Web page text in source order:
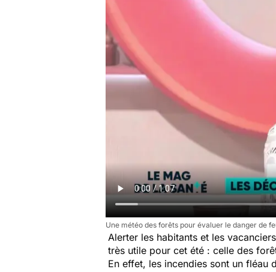
Une météo des forêts pour évaluer le danger de
Alerter les habitants et les
très utile pour cet été : celle des
En effet, les incendies sont un fléau